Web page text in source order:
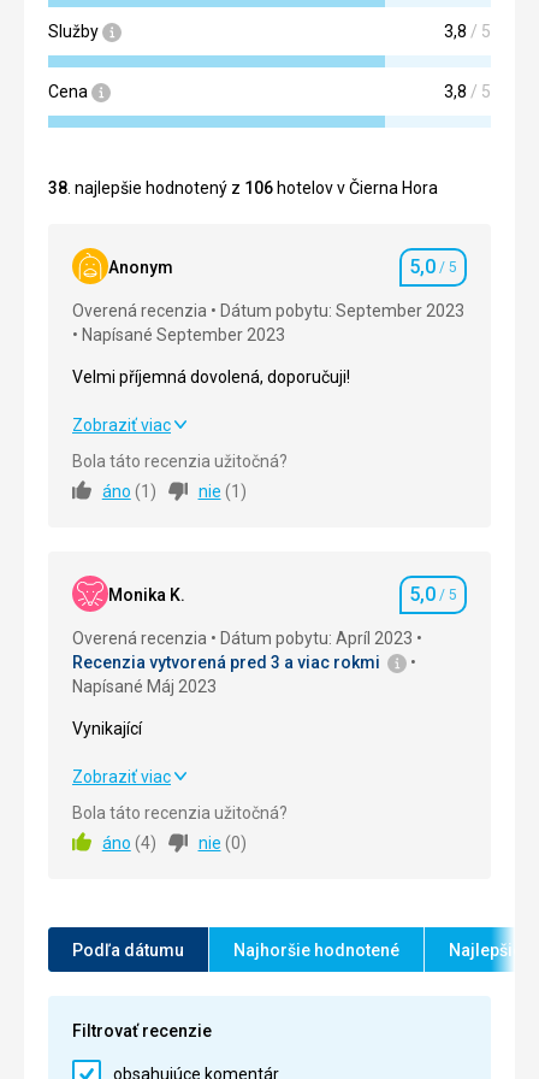
Služby 3,8 / 5
Cena 3,8 / 5
38 . najlepšie hodnotený z 106 hotelov v Čierna Hora
Anonym Hodnotenie
5,0 / 5
Overená recenzia
Dátum pobytu: September 2023
Napísané September 2023
Velmi příjemná dovolená, doporučuji!
Velmi příjemná dovolená, doporučuji!
Strava
Služby 5,0/ 5
Cena
Zobraziť viac
Bola táto recenzia užitočná?
áno (1 ) nie (1 )
Monika K. Hodnotenie
5,0 / 5
Overená recenzia
Dátum pobytu: Apríl 2023
Recenzia vytvorená pred 3 a viac rokmi
Napísané Máj 2023
Vynikající
Vynikající
Strava
Služby 5,0/ 5
Zobraziť viac
Bola táto recenzia užitočná?
áno (4) nie (0)
Podľa dátumu Najhoršie hodnotené Najlepšie
Filtrovať recenzie
obsahujúce komentár